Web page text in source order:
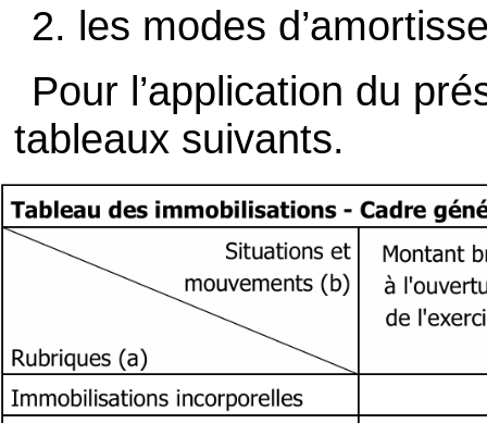
2. les modes
Pour l’application du
tableaux suivants.